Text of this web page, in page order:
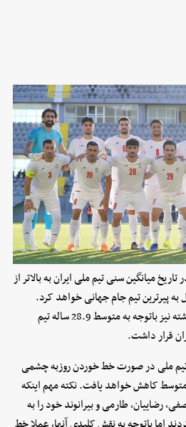
میانگین سنی تیم ملی ایران به بالاتر از
پیرترین تیم جام جهانی خواهد کرد.
هرچند که این عنوان در دوره گذشته نیز باتوجه به متوسط 28.9 ساله تیم
قرار داشت.
ملی در صورت خط خوردن روزبه چشمی
متوسط کاهش خواهد یافت. نکته مهم اینکه
رضاییان، طارمی و بیرانوند خود را به